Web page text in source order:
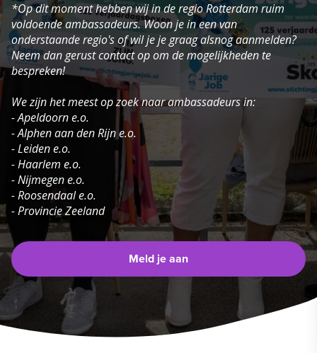
*Op dit moment hebben wij in de regio Rotterdam ruim
voldoende ambassadeurs. Woon je in een van
onderstaande regio's of wil je je graag alsnog aanmelden?
Neem dan gerust contact op om de mogelijkheden te
bespreken!
We zijn het meest op zoek naar ambassadeurs in:
- Apeldoorn e.o.
- Alphen aan den Rijn e.o.
- Leiden e.o.
- Haarlem e.o.
- Nijmegen e.o.
- Roosendaal e.o.
- Provincie Zeeland
Meld je aan